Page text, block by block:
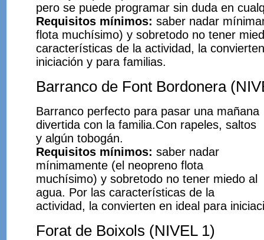
pero se puede programar sin duda en
Requisitos mínimos: saber nadar
flota muchísimo) y sobretodo no tener
características de la actividad, la
iniciación y para familias.
Barranco de Font Bordonera
Barranco perfecto para pasar una mañana
divertida con la familia.Con rapeles, saltos
y algún tobogán.
Requisitos mínimos: saber nadar
mínimamente (el neopreno flota
muchísimo) y sobretodo no tener miedo al
agua. Por las características de la
actividad, la convierten en ideal para
Forat de Boixols (NIVEL 1)